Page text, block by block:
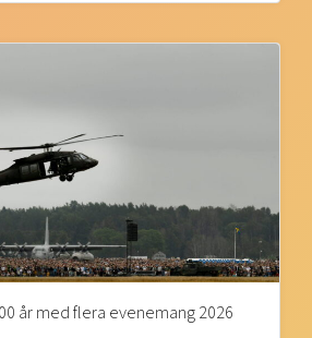
år med flera evenemang 2026